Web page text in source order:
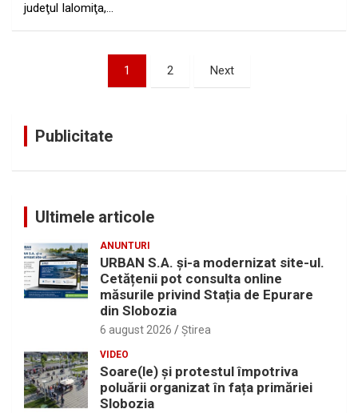
judeţul Ialomiţa,…
1 2 Next
Publicitate
Ultimele articole
ANUNTURI
URBAN S.A. și-a modernizat site-ul.
Cetățenii pot consulta online
măsurile privind Stația de Epurare
din Slobozia
6 august 2026 Ştirea
VIDEO
Soare(le) și protestul împotriva
poluării organizat în fața primăriei
Slobozia